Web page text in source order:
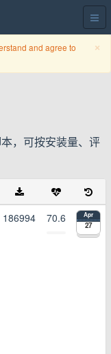
×
and agree to
，可按安装量、评
186994 70.6 Apr
27